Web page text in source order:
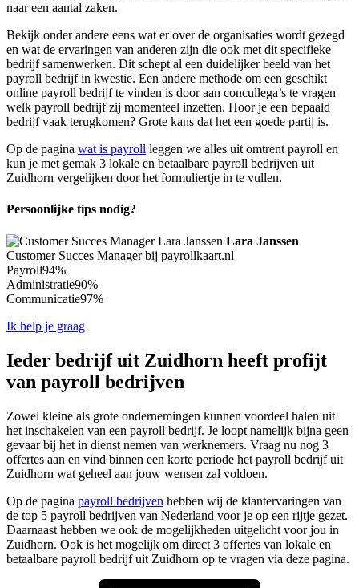
naar een aantal zaken.
Bekijk onder andere eens wat er over de organisaties wordt gezegd
en wat de ervaringen van anderen zijn die ook met dit specifieke
bedrijf samenwerken. Dit schept al een duidelijker beeld van het
payroll bedrijf in kwestie. Een andere methode om een geschikt
online payroll bedrijf te vinden is door aan concullega’s te vragen
welk payroll bedrijf zij momenteel inzetten. Hoor je een bepaald
bedrijf vaak terugkomen? Grote kans dat het een goede partij is.
Op de pagina wat is payroll leggen we alles uit omtrent payroll en
kun je met gemak 3 lokale en betaalbare payroll bedrijven uit
Zuidhorn vergelijken door het formuliertje in te vullen.
Persoonlijke tips nodig?
Lara Janssen
Customer Succes Manager bij payrollkaart.nl
Payroll94%
Administratie90%
Communicatie97%
Ik help je graag
Ieder bedrijf uit Zuidhorn heeft profijt
van payroll bedrijven
Zowel kleine als grote ondernemingen kunnen voordeel halen uit
het inschakelen van een payroll bedrijf. Je loopt namelijk bijna geen
gevaar bij het in dienst nemen van werknemers. Vraag nu nog 3
offertes aan en vind binnen een korte periode het payroll bedrijf uit
Zuidhorn wat geheel aan jouw wensen zal voldoen.
Op de pagina payroll bedrijven hebben wij de klantervaringen van
de top 5 payroll bedrijven van Nederland voor je op een rijtje gezet.
Daarnaast hebben we ook de mogelijkheden uitgelicht voor jou in
Zuidhorn. Ook is het mogelijk om direct 3 offertes van lokale en
betaalbare payroll bedrijf uit Zuidhorn op te vragen via deze pagina.